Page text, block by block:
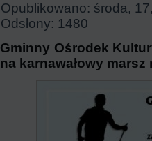
Opublikowano: środa,
Odsłony: 1480
Gminny Ośrodek
na karnawałowy